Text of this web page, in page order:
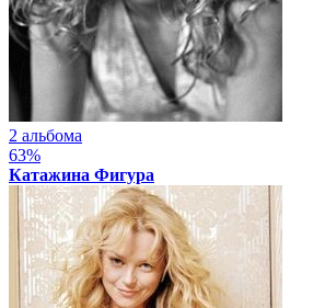
2 альбома
63%
Катажина Фигура